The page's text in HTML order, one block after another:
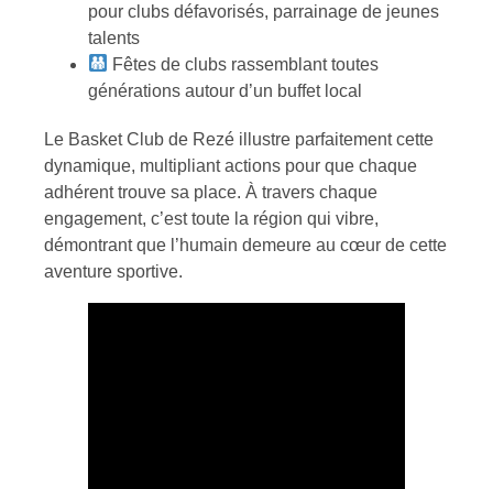
pour clubs défavorisés, parrainage de jeunes
talents
Fêtes de clubs rassemblant toutes
générations autour d’un buffet local
Le Basket Club de Rezé illustre parfaitement cette
dynamique, multipliant actions pour que chaque
adhérent trouve sa place. À travers chaque
engagement, c’est toute la région qui vibre,
démontrant que l’humain demeure au cœur de cette
aventure sportive.